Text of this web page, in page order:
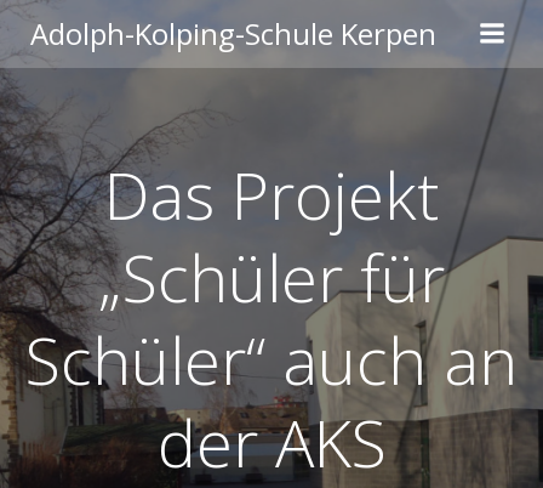
Inhalt
springen
Adolph-Kolping-Schule Kerpen
Das Projekt
„Schüler für
Schüler“ auch an
der AKS